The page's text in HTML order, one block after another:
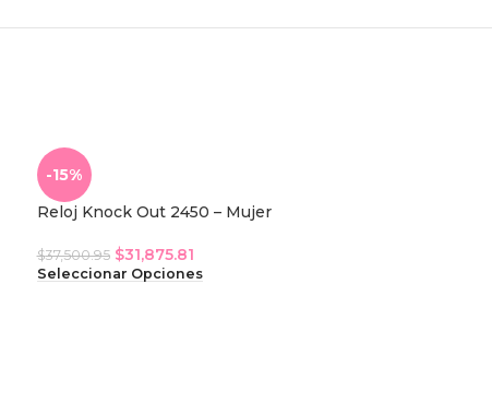
-15%
Reloj Knock Out 2450 – Mujer
$37,500.95 $31,875.81
Seleccionar Opciones